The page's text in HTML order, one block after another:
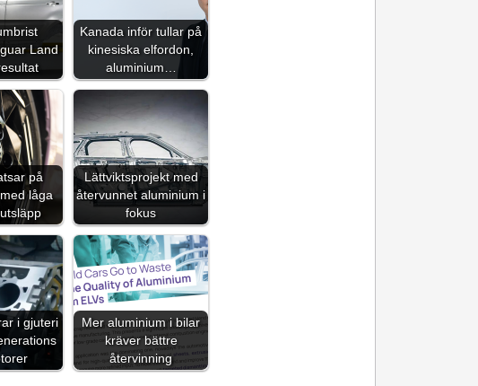
Land
Kanada inför tullar på
kinesiska elfordon,
aluminium…
på
låga
Lättviktsprojekt med
återvunnet aluminium i
fokus
i gjuteri
Mer aluminium i bilar
kräver bättre
återvinning